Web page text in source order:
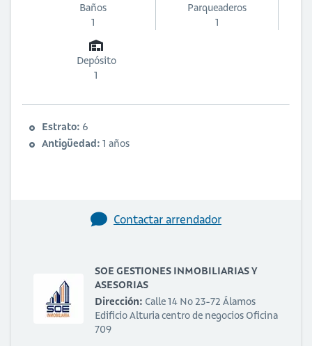
Baños
1
Parqueaderos
1
Depósito
1
Estrato: 6
Antigüedad: 1 años
Contactar arrendador
SOE GESTIONES INMOBILIARIAS Y
ASESORIAS
Dirección: Calle 14 No 23-72 Álamos
Edificio Alturia centro de negocios Oficina
709